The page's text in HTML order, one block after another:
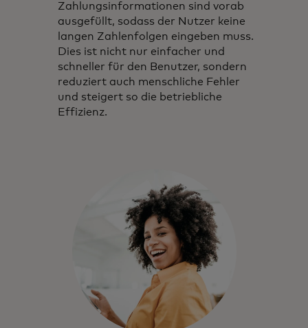
Zahlungsinformationen sind vorab
ausgefüllt, sodass der Nutzer keine
langen Zahlenfolgen eingeben muss.
Dies ist nicht nur einfacher und
schneller für den Benutzer, sondern
reduziert auch menschliche Fehler
und steigert so die betriebliche
Effizienz.